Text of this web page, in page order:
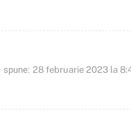
spune: 28 februarie 2023 la